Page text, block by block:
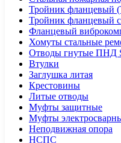
Тройник фланцевый
Тройник фланцевый
Фланцевый
Хомуты стальные
Отводы гнутые ПНД
Втулки
Заглушка литая
Крестовины
Литые отводы
Муфты защитные
Муфты
Неподвижная опора
НСПС